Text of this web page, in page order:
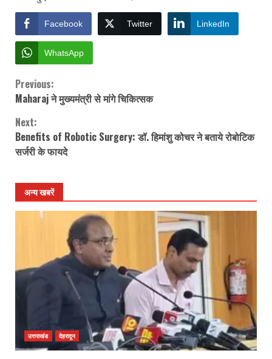
Facebook Twitter LinkedIn
WhatsApp
Continue
Reading
Previous:
Maharaj ने मुख्यमंत्री से मांगे चिकित्सक
Next:
Benefits of Robotic Surgery: डॉ. हिमांशु कोचर ने बताये रोबोटिक
सर्जरी के फायदे
अन्य खबरें
उत्तराखंड देहरादून